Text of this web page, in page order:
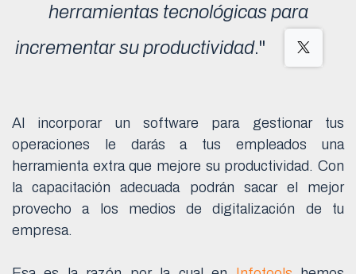
herramientas tecnológicas para
incrementar su productividad."
Al incorporar un software para gestionar tus
operaciones le darás a tus empleados una
herramienta extra que mejore su productividad. Con
la capacitación adecuada podrán sacar el mejor
provecho a los medios de digitalización de tu
empresa.